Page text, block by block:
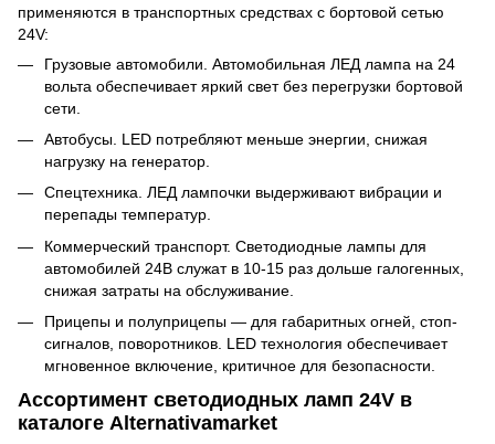
применяются в транспортных средствах с бортовой сетью
24V:
Грузовые автомобили. Автомобильная ЛЕД лампа на 24
вольта обеспечивает яркий свет без перегрузки бортовой
сети.
Автобусы. LED потребляют меньше энергии, снижая
нагрузку на генератор.
Спецтехника. ЛЕД лампочки выдерживают вибрации и
перепады температур.
Коммерческий транспорт. Светодиодные лампы для
автомобилей 24В служат в 10-15 раз дольше галогенных,
снижая затраты на обслуживание.
Прицепы и полуприцепы — для габаритных огней, стоп-
сигналов, поворотников. LED технология обеспечивает
мгновенное включение, критичное для безопасности.
Ассортимент светодиодных ламп 24V в
каталоге Alternativamarket